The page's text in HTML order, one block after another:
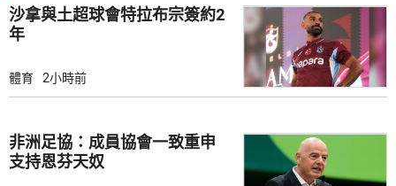
沙拿與土超球會特拉布宗簽約2
年
體育 2小時前
非洲足協：成員協會一致重申
支持恩芬天奴